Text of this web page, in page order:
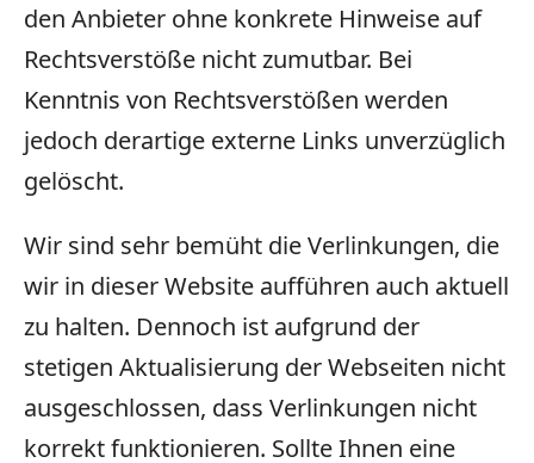
den Anbieter ohne konkrete Hinweise auf
Rechtsverstöße nicht zumutbar. Bei
Kenntnis von Rechtsverstößen werden
jedoch derartige externe Links unverzüglich
gelöscht.
Wir sind sehr bemüht die Verlinkungen, die
wir in dieser Website aufführen auch aktuell
zu halten. Dennoch ist aufgrund der
stetigen Aktualisierung der Webseiten nicht
ausgeschlossen, dass Verlinkungen nicht
korrekt funktionieren. Sollte Ihnen eine